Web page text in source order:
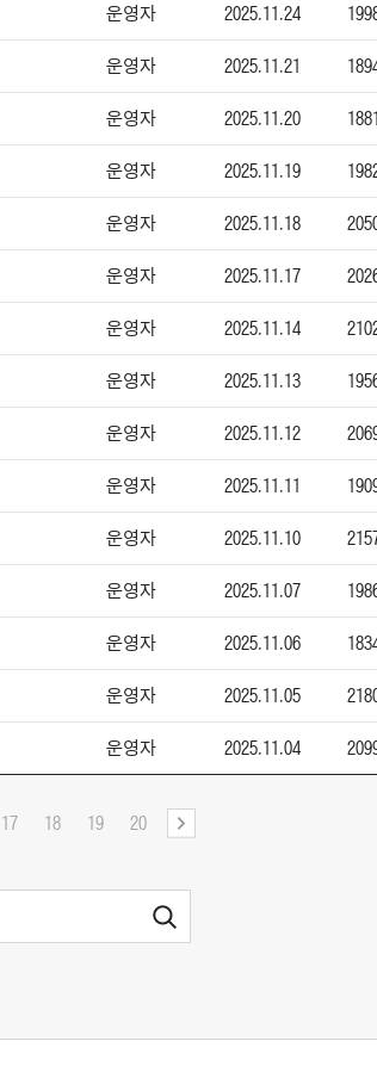
운영자 2025.11.24
운영자 2025.11.21
운영자 2025.11.20
운영자 2025.11.19
운영자 2025.11.18
운영자 2025.11.17
운영자 2025.11.14
운영자 2025.11.13
운영자 2025.11.12
운영자 2025.11.11
운영자 2025.11.10
운영자 2025.11.07
운영자 2025.11.06
운영자 2025.11.05
운영자 2025.11.04
17 18 19 20